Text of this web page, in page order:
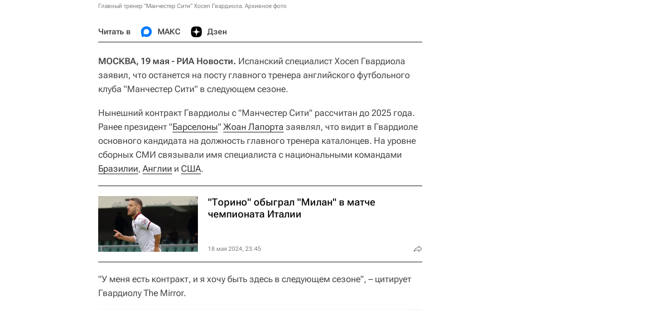
Главный тренер "Манчестер Сити" Хосеп Гвардиола. Архивное фото
Читать в МАКС Дзен
МОСКВА, 19 мая - РИА Новости. Испанский специалист Хосеп Гвардиола
заявил, что останется на посту главного тренера английского футбольного
клуба "Манчестер Сити" в следующем сезоне.
Нынешний контракт Гвардиолы с "Манчестер Сити" рассчитан до 2025 года.
Ранее президент "Барселоны" Жоан Лапорта заявлял, что видит в Гвардиоле
основного кандидата на должность главного тренера каталонцев. На уровне
сборных СМИ связывали имя специалиста с национальными командами
Бразилии, Англии и США.
"Торино" обыграл "Милан" в матче
чемпионата Италии
18 мая 2024, 23:45
"У меня есть контракт, и я хочу быть здесь в следующем сезоне", – цитирует
Гвардиолу The Mirror.